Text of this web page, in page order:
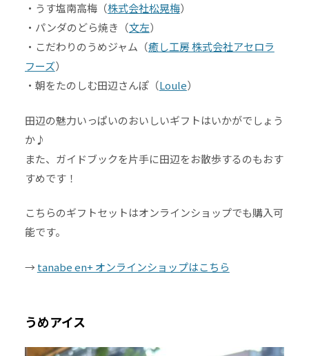
・うす塩南高梅（株式会社松晃梅）
・パンダのどら焼き（文左）
・こだわりのうめジャム（癒し工房 株式会社アセロラ
フーズ）
・朝をたのしむ田辺さんぽ（Loule）
田辺の魅力いっぱいのおいしいギフトはいかがでしょう
か♪
また、ガイドブックを片手に田辺をお散歩するのもおす
すめです！
こちらのギフトセットはオンラインショップでも購入可
能です。
→tanabe en+ オンラインショップはこちら
うめアイス